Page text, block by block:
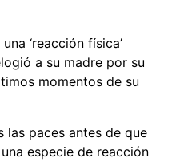
‘reacción física’
a su madre por su
momentos de su
las paces antes de que
especie de reacción